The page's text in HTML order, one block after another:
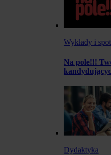
Wykłady i
Na pole!!!
Dydaktyka